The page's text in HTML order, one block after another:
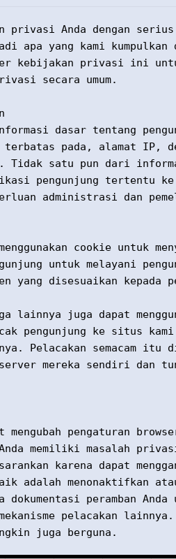
privasi Anda dengan
apa yang kami kumpulkan
kebijakan privasi ini
secara umum.
dasar tentang
pada, alamat IP,
Tidak satu pun dari
pengunjung tertentu
administrasi dan
cookie untuk
untuk melayani
yang disesuaikan kepada
lainnya juga dapat
pengunjung ke situs
Pelacakan semacam itu
mereka sendiri dan
mengubah pengaturan
memiliki masalah
karena dapat
adalah menonaktifkan
peramban
pelacakan
juga berguna.